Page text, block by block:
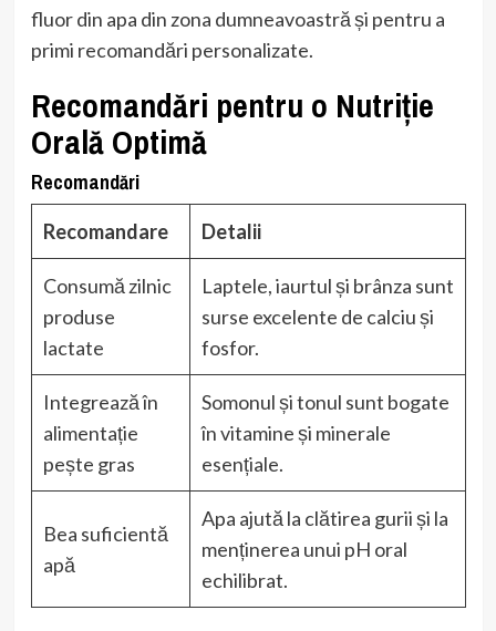
fluor din apa din zona dumneavoastră și pentru a
primi recomandări personalizate.
Recomandări pentru o Nutriție
Orală Optimă
Recomandări
Recomandare Detalii
Consumă zilnic
produse
lactate
Laptele, iaurtul și brânza sunt
surse excelente de calciu și
fosfor.
Integrează în
alimentație
pește gras
Somonul și tonul sunt bogate
în vitamine și minerale
esențiale.
Bea suficientă
apă
Apa ajută la clătirea gurii și la
menținerea unui pH oral
echilibrat.